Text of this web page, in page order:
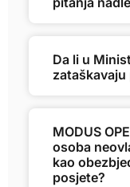
Da li u
MODUS
osoba
kao
posjete?